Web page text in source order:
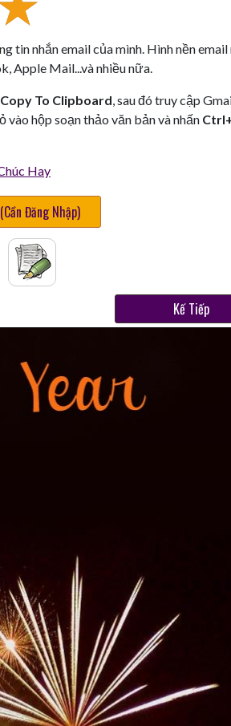
tin nhắn email của mình. Hình nền email
Apple Mail...và nhiều nữa.
Copy To Clipboard, sau đó truy cập
hộp soạn thảo văn bản và nhấn
Hay
Đăng Nhập)
Kế Tiếp